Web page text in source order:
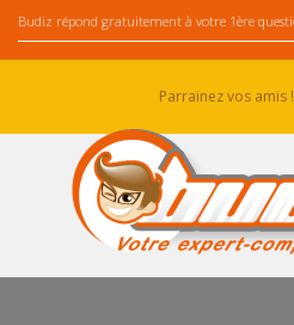
Parrainez vos amis !